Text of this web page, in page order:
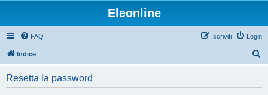
Eleonline
FAQ Login
Iscriviti
Indice
Resetta la password